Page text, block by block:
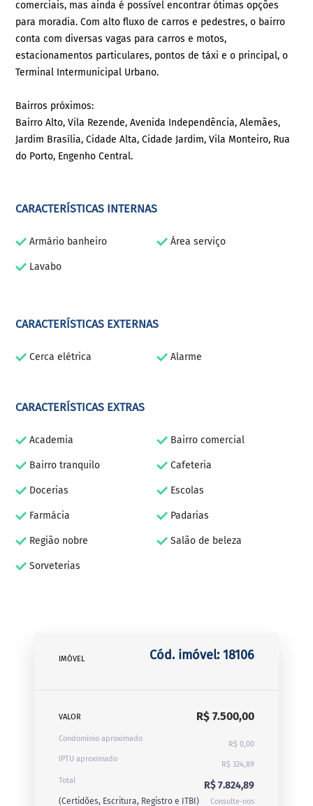
comerciais, mas ainda é possível encontrar ótimas opções
para moradia. Com alto fluxo de carros e pedestres, o bairro
conta com diversas vagas para carros e motos,
estacionamentos particulares, pontos de táxi e o principal, o
Terminal Intermunicipal Urbano.
Bairros próximos:
Bairro Alto, Vila Rezende, Avenida Independência, Alemães,
Jardim Brasília, Cidade Alta, Cidade Jardim, Vila Monteiro, Rua
do Porto, Engenho Central.
CARACTERÍSTICAS INTERNAS
Armário banheiro Área serviço
Lavabo
CARACTERÍSTICAS EXTERNAS
Cerca elétrica Alarme
CARACTERÍSTICAS EXTRAS
Academia Bairro comercial
Bairro tranquilo Cafeteria
Docerias Escolas
Farmácia Padarias
Região nobre Salão de beleza
Sorveterias
IMÓVEL Cód. imóvel: 18106
VALOR R$ 7.500,00
Condomínio aproximado
R$ 0,00
IPTU aproximado
R$ 324,89
Total
R$ 7.824,89
(Certidões, Escritura, Registro e ITBI) Consulte-nos